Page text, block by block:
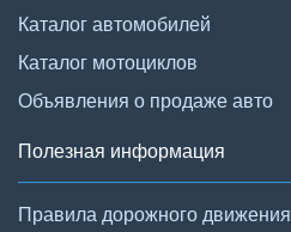
Каталог автомобилей
Каталог мотоциклов
Объявления о продаже авто
Полезная информация
Правила дорожного движения